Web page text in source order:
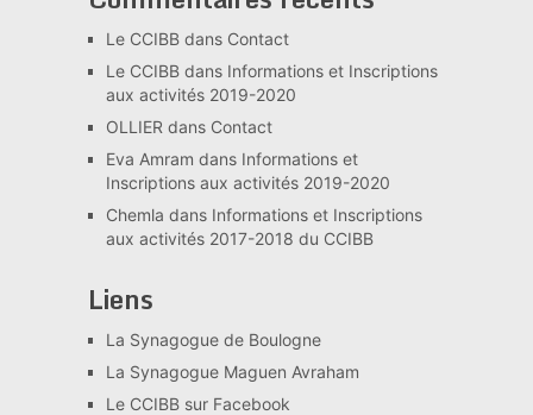
Le CCIBBdans Contact
Le CCIBBdans Informations et Inscriptions
aux activités 2019-2020
OLLIER dans Contact
Eva Amram dans Informations et
Inscriptions aux activités 2019-2020
Chemla dans Informations et Inscriptions
aux activités 2017-2018 du CCIBB
Liens
La Synagogue de Boulogne
La Synagogue Maguen Avraham
Le CCIBB sur Facebook